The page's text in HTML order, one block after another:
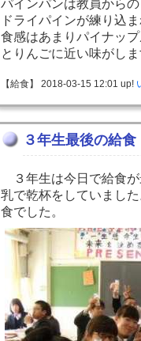
パインパンは教員から
ドライパインが練り込
食感はあまりパイナッ
とりんごに近い味がし
【給食】 2018-03-15 12:01 up!
３年生最後の給食
３年生は今日で給食が
乳で乾杯をしていまし
食でした。